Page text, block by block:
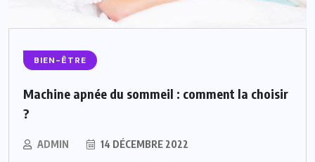
BIEN-ÊTRE
Machine apnée du sommeil : comment la choisir
?
ADMIN 14 DÉCEMBRE 2022